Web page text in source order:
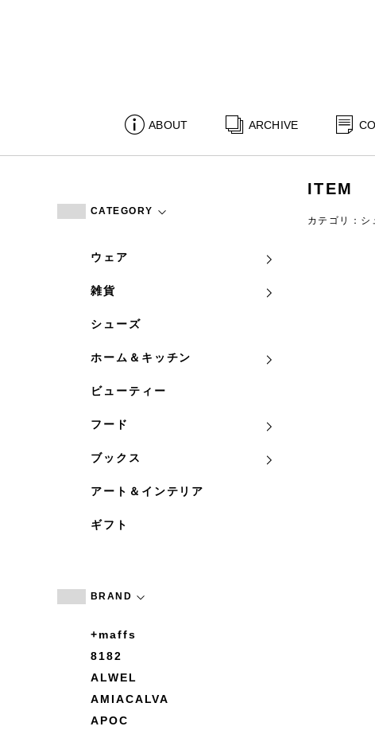
ABOUT ARCHIVE
CATEGORY
ウェア
雑貨
シューズ
ホーム＆キッチン
ビューティー
フード
ブックス
アート＆インテリア
ギフト
BRAND
+maffs
8182
ALWEL
AMIACALVA
APOC
ITEM
カテゴリ：シ